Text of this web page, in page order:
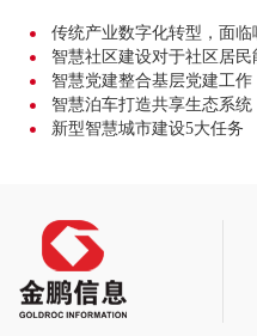
传统产业数字化转型，面临
智慧社区建设对于社区居
智慧党建整合基层党建工作
智慧泊车打造共享生态系统
新型智慧城市建设5大任务